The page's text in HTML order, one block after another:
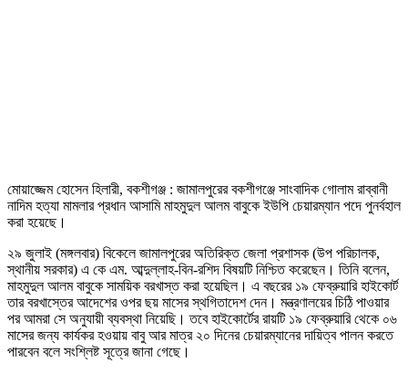
মোয়াজ্জেম হোসেন হিলারী, বকশীগঞ্জ : জামালপুরের বকশীগঞ্জে সাংবাদিক গোলাম রাব্বানী
নাদিম হত্যা মামলার প্রধান আসামি মাহমুদুল আলম বাবুকে ইউপি চেয়ারম্যান পদে পুনর্বহাল
করা হয়েছে।
২৯ জুলাই (মঙ্গলবার) বিকেলে জামালপুরের অতিরিক্ত জেলা প্রশাসক (উপ পরিচালক,
স্থানীয় সরকার) এ কে এম. আব্দুল্লাহ-বিন-রশিদ বিষয়টি নিশ্চিত করেছেন। তিনি বলেন,
মাহমুদুল আলম বাবুকে সাময়িক বরখাস্ত করা হয়েছিল। এ বছরের ১৯ ফেব্রুয়ারি হাইকোর্ট
তার বরখাস্তের আদেশের ওপর ছয় মাসের স্থগিতাদেশ দেন। মন্ত্রণালয়ের চিঠি পাওয়ার
পর আমরা সে অনুযায়ী ব্যবস্থা নিয়েছি। তবে হাইকোর্টের রায়টি ১৯ ফেব্রুয়ারি থেকে ০৬
মাসের জন্য কার্যকর হওয়ায় বাবু আর মাত্র ২০ দিনের চেয়ারম্যানের দায়িত্ব পালন করতে
পারবেন বলে সংশ্লিষ্ট সূত্রে জানা গেছে।